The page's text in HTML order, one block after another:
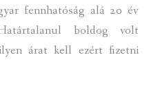
fennhatóság alá 20 év
boldog volt
árat kell ezért fizetni